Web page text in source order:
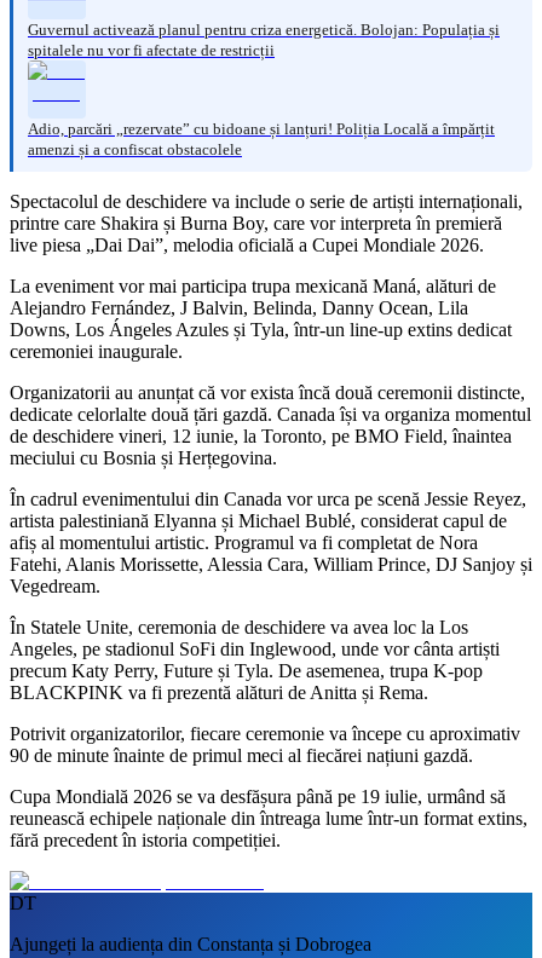
Guvernul activează planul pentru criza energetică. Bolojan: Populația și
spitalele nu vor fi afectate de restricții
Adio, parcări „rezervate” cu bidoane și lanțuri! Poliția Locală a împărțit
amenzi și a confiscat obstacolele
Spectacolul de deschidere va include o serie de artiști internaționali,
printre care Shakira și Burna Boy, care vor interpreta în premieră
live piesa „Dai Dai”, melodia oficială a Cupei Mondiale 2026.
La eveniment vor mai participa trupa mexicană Maná, alături de
Alejandro Fernández, J Balvin, Belinda, Danny Ocean, Lila
Downs, Los Ángeles Azules și Tyla, într-un line-up extins dedicat
ceremoniei inaugurale.
Organizatorii au anunțat că vor exista încă două ceremonii distincte,
dedicate celorlalte două țări gazdă. Canada își va organiza momentul
de deschidere vineri, 12 iunie, la Toronto, pe BMO Field, înaintea
meciului cu Bosnia și Herțegovina.
În cadrul evenimentului din Canada vor urca pe scenă Jessie Reyez,
artista palestiniană Elyanna și Michael Bublé, considerat capul de
afiș al momentului artistic. Programul va fi completat de Nora
Fatehi, Alanis Morissette, Alessia Cara, William Prince, DJ Sanjoy și
Vegedream.
În Statele Unite, ceremonia de deschidere va avea loc la Los
Angeles, pe stadionul SoFi din Inglewood, unde vor cânta artiști
precum Katy Perry, Future și Tyla. De asemenea, trupa K-pop
BLACKPINK va fi prezentă alături de Anitta și Rema.
Potrivit organizatorilor, fiecare ceremonie va începe cu aproximativ
90 de minute înainte de primul meci al fiecărei națiuni gazdă.
Cupa Mondială 2026 se va desfășura până pe 19 iulie, urmând să
reunească echipele naționale din întreaga lume într-un format extins,
fără precedent în istoria competiției.
DT
Ajungeți la audiența din Constanța și Dobrogea